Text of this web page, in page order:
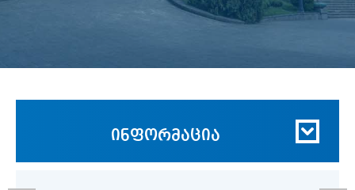
ინფორმაცია